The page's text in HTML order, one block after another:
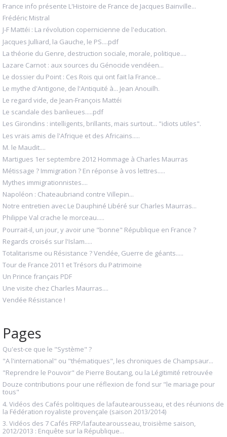
France info présente L'Histoire de France de Jacques Bainville...
Frédéric Mistral
J-F Mattéi : La révolution copernicienne de l'education.
Jacques Julliard, la Gauche, le PS....pdf
La théorie du Genre, destruction sociale, morale, politique....
Lazare Carnot : aux sources du Génocide vendéen...
Le dossier du Point : Ces Rois qui ont fait la France...
Le mythe d'Antigone, de l'Antiquité à... Jean Anouilh.
Le regard vide, de Jean-François Mattéi
Le scandale des banlieues.....pdf
Les Girondins : intelligents, brillants, mais surtout... "idiots utiles".
Les vrais amis de l'Afrique et des Africains.....
M. le Maudit....
Martigues 1er septembre 2012 Hommage à Charles Maurras
Métissage ? Immigration ? En réponse à vos lettres.....
Mythes immigrationnistes....
Napoléon : Chateaubriand contre Villepin...
Notre entretien avec Le Dauphiné Libéré sur Charles Maurras...
Philippe Val crache le morceau.....
Pourrait-il, un jour, y avoir une "bonne" République en France ?
Regards croisés sur l'Islam.....
Totalitarisme ou Résistance ? Vendée, Guerre de géants.....
Tour de France 2011 et Trésors du Patrimoine
Un Prince français PDF
Une visite chez Charles Maurras....
Vendée Résistance !
Pages
Qu'est-ce que le "Système" ?
"A l'international" ou "thématiques", les chroniques de Champsaur...
"Reprendre le Pouvoir" de Pierre Boutang, ou la Légitimité retrouvée
Douze contributions pour une réflexion de fond sur "le mariage pour
tous"
4. Vidéos des Cafés politiques de lafautearousseau, et des réunions de
la Fédération royaliste provençale (saison 2013/2014)
3. Vidéos des 7 Cafés FRP/lafautearousseau, troisième saison,
2012/2013 : Enquête sur la République...